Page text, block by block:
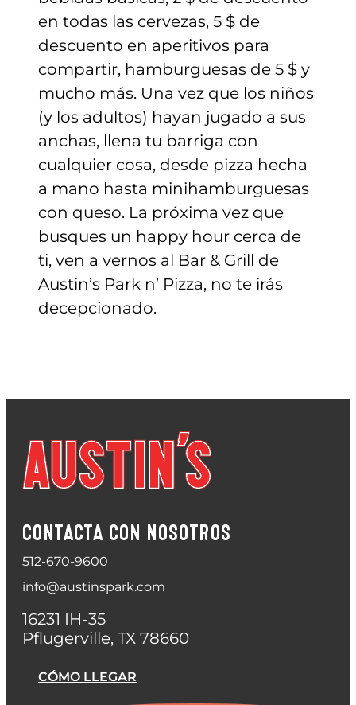
en todas las cervezas, 5 $ de
descuento en aperitivos para
compartir, hamburguesas de 5 $ y
mucho más. Una vez que los niños
(y los adultos) hayan jugado a sus
anchas, llena tu barriga con
cualquier cosa, desde pizza hecha
a mano hasta minihamburguesas
con queso. La próxima vez que
busques un happy hour cerca de
ti, ven a vernos al Bar & Grill de
Austin’s Park n’ Pizza, no te irás
decepcionado.
CONTACTA CON NOSOTROS
512-670-9600
info@austinspark.com
16231 IH-35
Pflugerville, TX 78660
CÓMO LLEGAR